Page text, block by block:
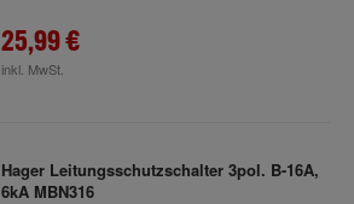
25,99 €
inkl. MwSt.
Hager Leitungsschutzschalter 3pol. B-16A,
6kA MBN316